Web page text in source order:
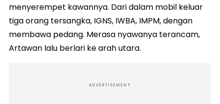
menyerempet kawannya. Dari dalam mobil keluar
tiga orang tersangka, IGNS, IWBA, IMPM, dengan
membawa pedang. Merasa nyawanya terancam,
Artawan lalu berlari ke arah utara.
ADVERTISEMENT